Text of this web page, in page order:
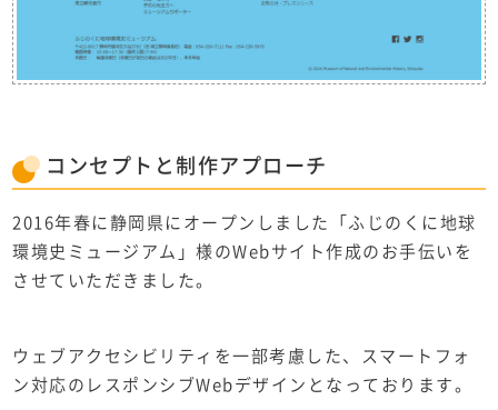
コンセプト と制作アプローチ
2016年春に静岡県にオープンしました「ふじのくに地球
環境史ミュージアム」様のWebサイト作成のお手伝いを
させていただきました。
ウェブアクセシビリティを一部考慮した、スマートフォ
ン対応のレスポンシブWebデザインとなっております。